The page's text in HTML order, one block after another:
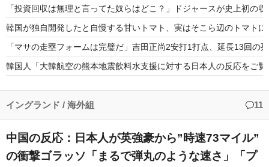
「投資回収は無理と言ってた奴らはどこ？」ドジャースが史上初の
韓国が独自開発したと自慢する甘いトマト、実はそこら辺のトマト
「マサの走塁フォームは完璧だ」吉田正尚2安打1打点、延長13回
韓国人「大韓航空の熊本地震飲料水支援に対する日本人の反応をご
日本人「敷地内に勝手に停めた車がバチバチにブロックされててウ
イングランド / 海外組 11
中国の反応：日本人が英強豪から”時速73マイル”
の衝撃ゴラッソ「まるで弾丸のような速さ」「プ